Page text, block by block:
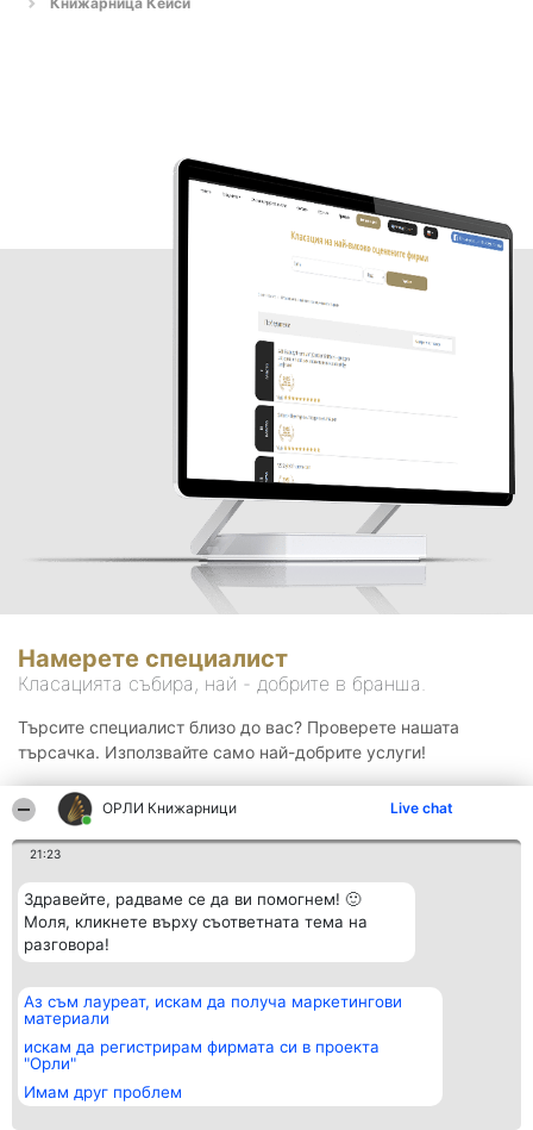
ОРЛИ Книжарници Live chat
21:23
Здравейте, радваме се да ви помогнем! 🙂
Моля, кликнете върху съответната тема на
разговора!
Аз съм лауреат, искам да получа маркетингови
материали
искам да регистрирам фирмата си в проекта
"Орли"
Имам друг проблем
Намерете специалист
Класацията събира, най - добрите в бранша.
Търсите специалист близо до вас? Проверете нашата
търсачка. Използвайте само най-добрите услуги!
Организатор на
класиране
BulevardulAleea Timișul De
Sus Nr. 2, Bl. A30, Sc. A, Et.
4, Ap. 13
București 53-238
Класация
всички
Статут/Устав
Контакти